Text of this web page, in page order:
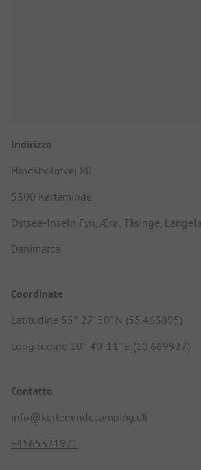
Indirizzo
Hindsholmvej 80
5300 Kerteminde
Ostsee-Inseln Fyn, Ærø, Tåsinge,
Danimarca
Coordinate
Latitudine 55° 27' 50" N (55.463895)
Longitudine 10° 40' 11" E (10.669927)
Contatto
info@kertemindecamping.dk
+4565321971